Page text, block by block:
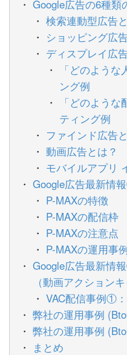
Google広告の6種類
検索連動型広告
ショッピング広
ディスプレイ広
「どのよう
ング例
「どのよう
ティング例
ファインド広告
動画広告とは？
モバイルアプリ
Google広告最新情
P-MAXの特徴
P-MAXの配信枠
P-MAXの注意点
P-MAXの運用事
Google広告最新情
（動画アクション
VAC配信事例①
弊社の運用事例
弊社の運用事例
まとめ